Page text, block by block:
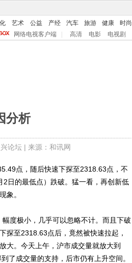
艺术 公益 产经 汽车 旅游 健康 时尚
网络电视客户端 高清 电影 电视剧
分析
论坛| 来源：和讯网
点，随后快速下探至2318.63点，不
日的最低点）跌破。猛一看，再创新低
象。
度极小，几乎可以忽略不计。而且下破
探至2318.63点后，竟然被快速拉起，
大。今天上午，沪市成交量就放大到
了成交量的支持，后市仍有上升空间。